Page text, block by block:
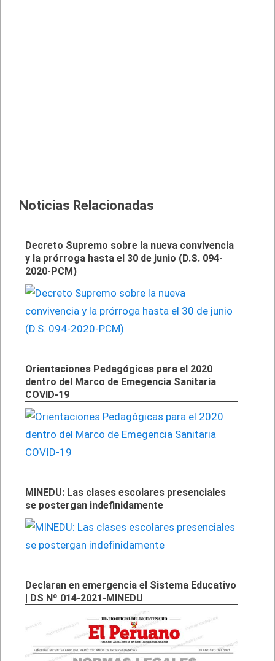
Noticias Relacionadas
Decreto Supremo sobre la nueva convivencia
y la prórroga hasta el 30 de junio (D.S. 094-
2020-PCM)
Orientaciones Pedagógicas para el 2020
dentro del Marco de Emegencia Sanitaria
COVID-19
MINEDU: Las clases escolares presenciales
se postergan indefinidamente
Declaran en emergencia el Sistema Educativo
| DS Nº 014-2021-MINEDU